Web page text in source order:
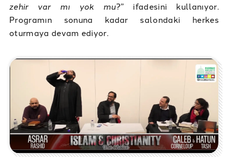
zehir var mı yok mu?” ifadesini kullanıyor.
Programın sonuna kadar salondaki herkes
oturmaya devam ediyor.